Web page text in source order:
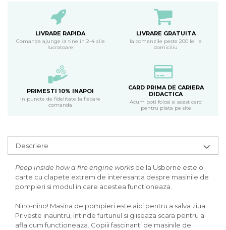
LIVRARE RAPIDA
Comanda ajunge la tine in 2-4 zile
lucratoare
LIVRARE GRATUITA
la comenzile peste 200 lei la
domiciliu
PRIMESTI 10% INAPOI
in puncte de fidelitate la fiecare
comanda
CARD PRIMA DE CARIERA
DIDACTICA
Acum poti folosi si acest card
pentru plata pe site
Descriere
Peep inside how a fire engine works de la Usborne este o
carte cu clapete extrem de interesanta despre masinile de
pompieri si modul in care acestea functioneaza.
Nino-nino! Masina de pompieri este aici pentru a salva ziua.
Priveste inauntru, intinde furtunul si gliseaza scara pentru a
afla cum functioneaza. Copiii fascinanti de masinile de